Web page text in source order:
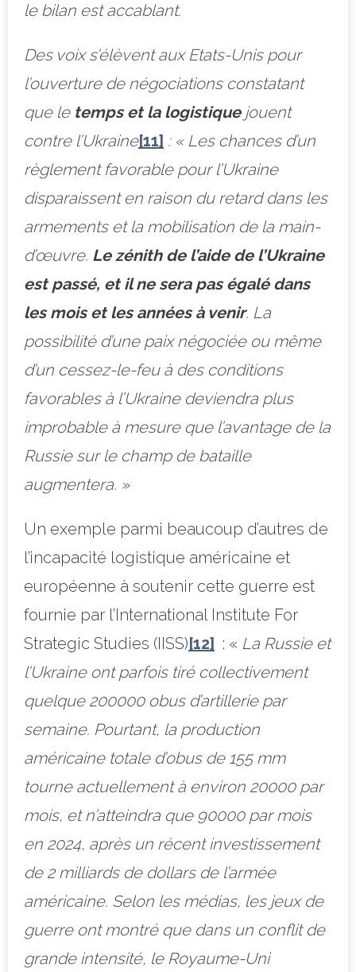
le bilan est accablant.
Des voix s’élèvent aux Etats-Unis pour
l’ouverture de négociations constatant
que le temps et la logistiquejouent
contre l’Ukraine[11] : « Les chances d’un
règlement favorable pour l’Ukraine
disparaissent en raison du retard dans les
armements et la mobilisation de la main-
d’œuvre. Le zénith de l’aide de l’Ukraine
est passé, et il ne sera pas égalé dans
les mois et les années à venir. La
possibilité d’une paix négociée ou même
d’un cessez-le-feu à des conditions
favorables à l’Ukraine deviendra plus
improbable à mesure que l’avantage de la
Russie sur le champ de bataille
augmentera. »
Un exemple parmi beaucoup d’autres de
l’incapacité logistique américaine et
européenne à soutenir cette guerre est
fournie par l’International Institute For
Strategic Studies (IISS)[12] : « La Russie et
l’Ukraine ont parfois tiré collectivement
quelque 200000 obus d’artillerie par
semaine. Pourtant, la production
américaine totale d’obus de 155 mm
tourne actuellement à environ 20000 par
mois, et n’atteindra que 90000 par mois
en 2024, après un récent investissement
de 2 milliards de dollars de l’armée
américaine. Selon les médias, les jeux de
guerre ont montré que dans un conflit de
grande intensité, le Royaume-Uni